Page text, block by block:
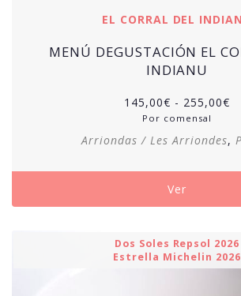
EL CORRAL DEL
MENÚ DEGUSTACIÓN EL
INDIANU
145,00€ - 255,00€
Por comensal
Arriondas / Les Arriondes,
Ver
Dos Soles Repsol 2026
Estrella Michelin 2026